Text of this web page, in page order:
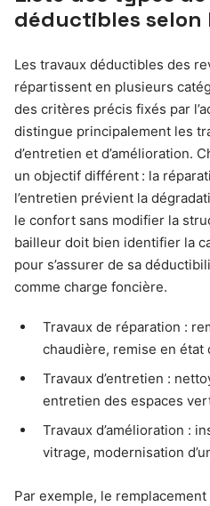
déductibles selon
Les travaux déductibles des
répartissent en plusieurs
des critères précis fixés par
distingue principalement les
d’entretien et d’amélioration.
un objectif différent : la
l’entretien prévient la
le confort sans modifier la
bailleur doit bien identifier la
pour s’assurer de sa
comme charge foncière.
Travaux de réparation :
chaudière, remise en état
Travaux d’entretien :
entretien des espaces
Travaux d’amélioration :
vitrage, modernisation
Par exemple, le